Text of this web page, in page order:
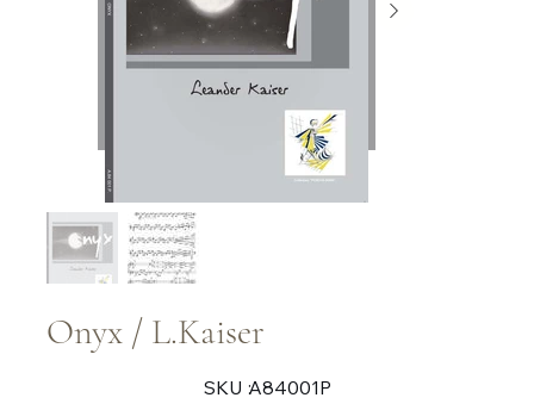
Onyx / L.Kaiser
SKU :SKU
A84001P
A84001P